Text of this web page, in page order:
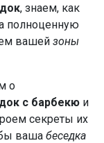
, знаем, как
полноценную
вашей зоны
о
с барбекю и
секреты их
ваша беседка